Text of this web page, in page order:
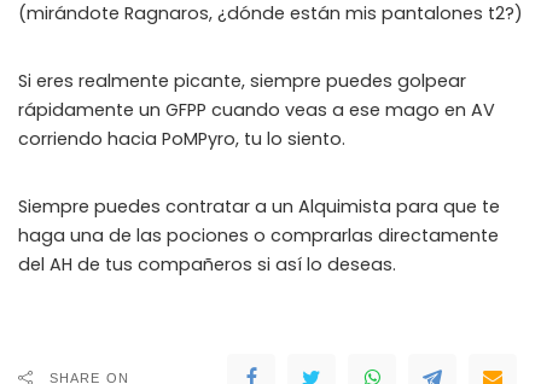
(mirándote Ragnaros, ¿dónde están mis pantalones t2?)
Si eres realmente picante, siempre puedes golpear
rápidamente un GFPP cuando veas a ese mago en AV
corriendo hacia PoMPyro, tu lo siento.
Siempre puedes contratar a un Alquimista para que te
haga una de las pociones o comprarlas directamente
del AH de tus compañeros si así lo deseas.
SHARE ON